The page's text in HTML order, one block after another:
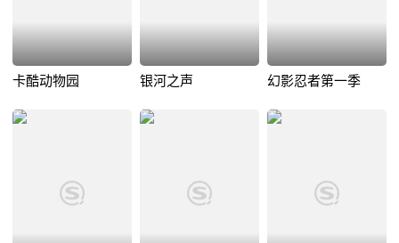
卡酷动物园 银河之声 幻影忍者第一季